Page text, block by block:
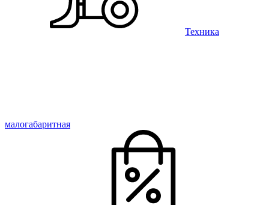
Техника
малогабаритная